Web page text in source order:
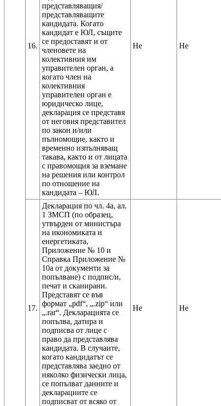
16.
представляващия/
представляващите
кандидата. Когато
кандидат е ЮЛ, същите
се предоставят и от
членовете на
колективния им
управителен орган, а
когато член на
колективния
управителен орган е
юридическо лице,
декларация се представя
от неговия представител
по закон и/или
пълномощие, както и
временно изпълняващ
такава, както и от лицата
с правомощия за вземане
на решения или контрол
по отношение на
Не Не
17.
Декларация по чл. 4а, ал.
1 ЗМСП (по образец,
утвърден от министъра
на икономиката и
енергетиката,
Приложение № 10 и
Справка Приложение №
10а от документи за
попълване) с подпис/и,
печат и сканирани.
Представят се във
формат „pdf“, „.zip“ или
„.rar“. Декларацията се
попълва, датира и
подписва от лице с
право да представлява
кандидата. В случаите,
когато кандидатът се
представлява заедно от
няколко физически лица,
се попълват данните и
декларациите се
подписват от всяко от
Не Не